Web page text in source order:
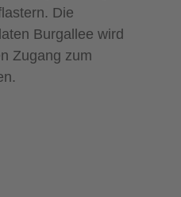
Die
Burgallee wird
Zugang zum